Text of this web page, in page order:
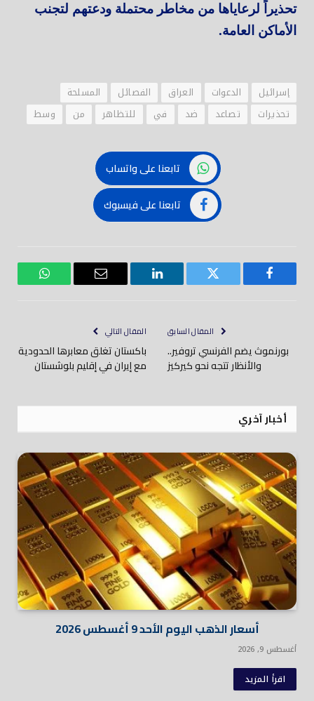
تحذيراً لرعاياها من مخاطر محتملة ودعتهم لتجنب
الأماكن العامة.
إسرائيل الدعوات العراق الفصائل
المسلحة
تحذيرات
تصاعد ضد في للتظاهر من وسط
تابعنا على واتساب
تابعنا على فيسبوك
فيسبوك تويتر لينكدود
بريد
واتساب
المقال السابق
بورنموث يضم الفرنسي تروفير..
والأنظار تتجه نحو كيركيز
المقال التالي
باكستان تغلق معابرها الحدودية
مع إيران في إقليم بلوشستان
أخبار آخري
أسعار الذهب اليوم الأحد 9 أغسطس 2026
أغسطس 9, 2026
اقرأ المزيد